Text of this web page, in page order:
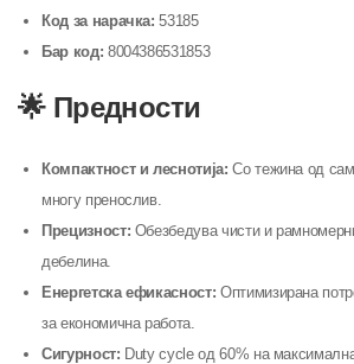
Код за нарачка: 53185
Бар код: 8004386531853
🌟 Предности
Компактност и леснотија: Со тежина од
многу пренослив.
Прецизност: Обезбедува чисти и
дебелина.
Енергетска ефикасност: Оптимизирана
за економична работа.
Сигурност: Duty cycle од 60% на максимална